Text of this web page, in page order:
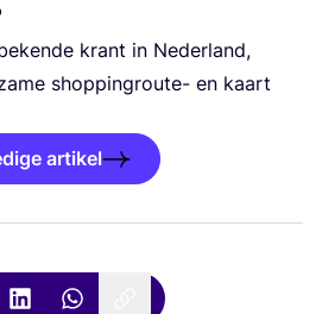
krant in Neder­land,
shop­ping­rou­te- en kaart
artikel